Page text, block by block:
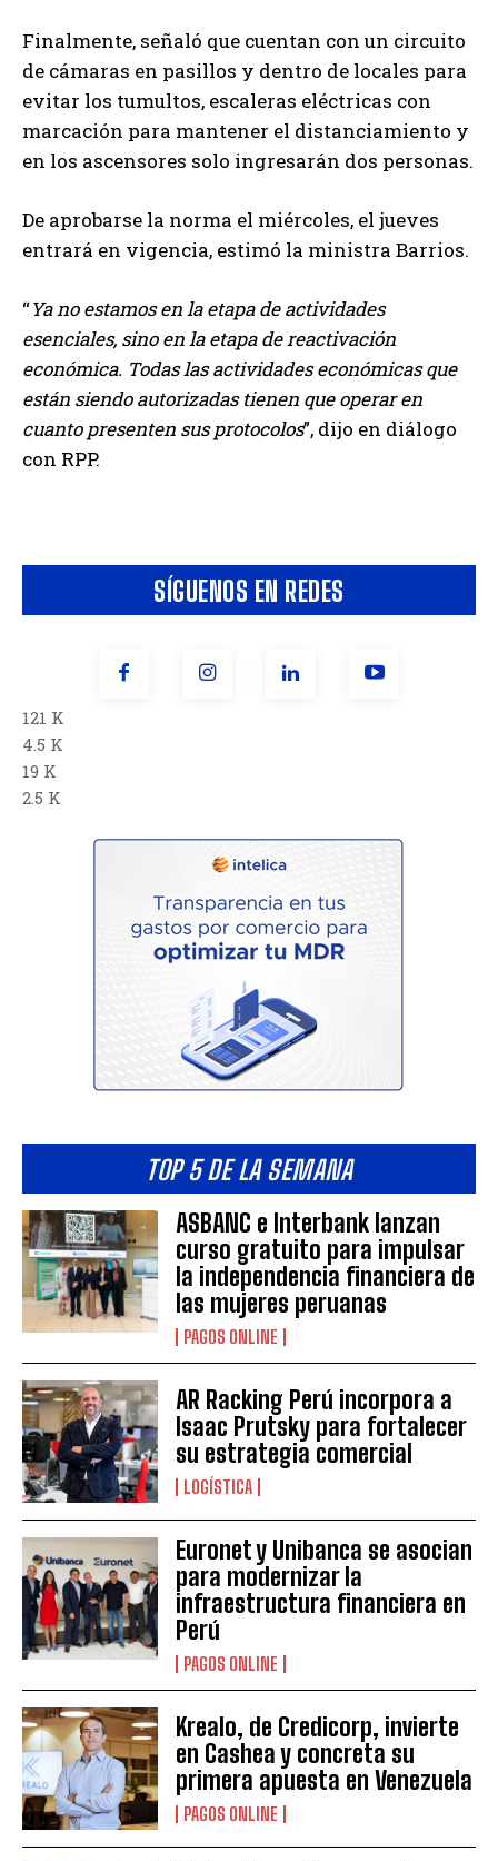
SÍGUENOS EN REDES
121 K
4.5 K
19 K
2.5 K
TOP 5 DE LA SEMANA
ASBANC e Interbank lanzan
curso gratuito para impulsar
la independencia financiera de
las mujeres peruanas
PAGOS ONLINE
AR Racking Perú incorpora a
Isaac Prutsky para fortalecer
su estrategia comercial
LOGÍSTICA
Euronet y Unibanca se asocian
para modernizar la
infraestructura financiera en
Perú
PAGOS ONLINE
Krealo, de Credicorp, invierte
en Cashea y concreta su
primera apuesta en Venezuela
PAGOS ONLINE
Finalmente, señaló que cuentan con un circuito
de cámaras en pasillos y dentro de locales para
evitar los tumultos, escaleras eléctricas con
marcación para mantener el distanciamiento y
en los ascensores solo ingresarán dos personas.
De aprobarse la norma el miércoles, el jueves
entrará en vigencia, estimó la ministra Barrios.
“Ya no estamos en la etapa de actividades
esenciales, sino en la etapa de reactivación
económica. Todas las actividades económicas que
están siendo autorizadas tienen que operar en
cuanto presenten sus protocolos”, dijo en diálogo
con RPP.